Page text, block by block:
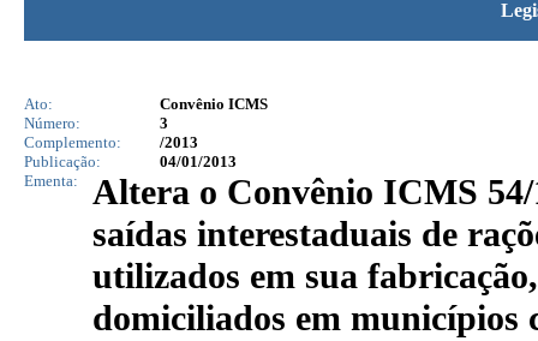
Ato:
Convênio ICMS
Número:
3
Complemento:
/2013
Publicação:
04/01/2013
Ementa:
Altera o Convênio ICMS 54/
saídas interestaduais de
utilizados em sua
domiciliados em municípios